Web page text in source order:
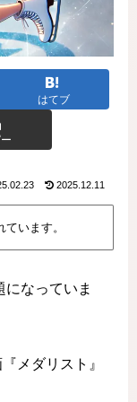
はてブ
2025.12.11
います。
になっていま
メダリスト』